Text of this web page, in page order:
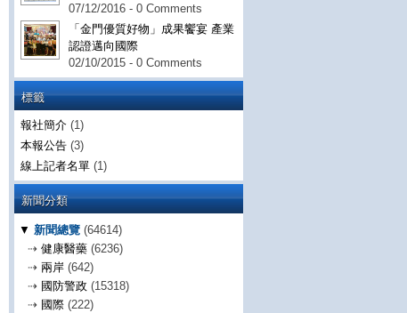
07/12/2016 - 0 Comments
「金門優質好物」成果饗宴 產業
認證邁向國際
02/10/2015 - 0 Comments
標籤
報社簡介 (1)
本報公告 (3)
線上記者名單 (1)
新聞分類
▼ 新聞總覽 (64614)
⇢ 健康醫藥 (6236)
⇢ 兩岸 (642)
⇢ 國防警政 (15318)
⇢ 國際 (222)